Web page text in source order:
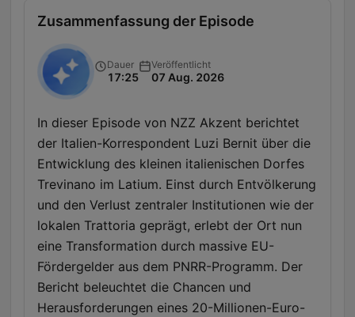
Zusammenfassung der Episode
Dauer
17:25
Veröffentlicht
07 Aug. 2026
In dieser Episode von NZZ Akzent berichtet
der Italien-Korrespondent Luzi Bernit über die
Entwicklung des kleinen italienischen Dorfes
Trevinano im Latium. Einst durch Entvölkerung
und den Verlust zentraler Institutionen wie der
lokalen Trattoria geprägt, erlebt der Ort nun
eine Transformation durch massive EU-
Fördergelder aus dem PNRR-Programm. Der
Bericht beleuchtet die Chancen und
Herausforderungen eines 20-Millionen-Euro-